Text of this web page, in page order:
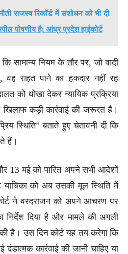
राजस्व रिकॉर्ड में संशोधन को भी दी
पोषणीय है: आंध्र प्रदेश हाईकोर्ट
सामान्य नियम के तौर पर, जो वादी
वह राहत पाने का हकदार नहीं रह
को धोखा देकर न्यायिक प्रक्रिया
कड़ी कार्रवाई की जरूरत है।
स्थिति” बताते हुए चेतावनी दी कि
हैं।
13 मई को पारित अपने सभी आदेशों
याचिका को अब उसकी मूल स्थिति में
ने वरदराजन को अपने आचरण पर
निर्देश दिया है और मामले की अगली
है। उस दिन कोर्ट यह तय करेगा कि
कार्रवाई की जानी चाहिए या